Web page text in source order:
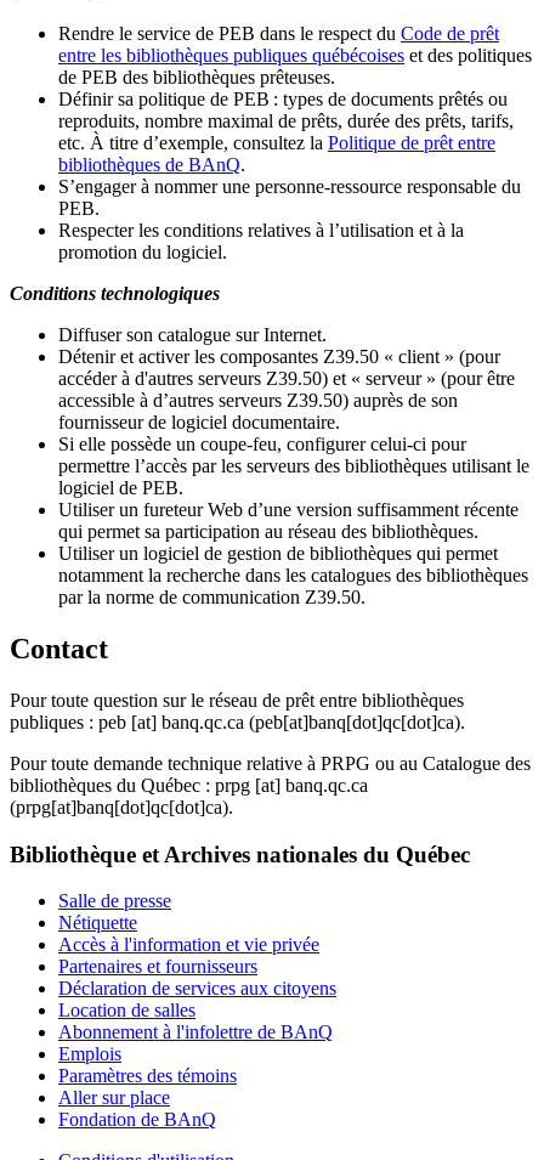
Rendre le service de PEB dans le respect du Code de prêt
entre les bibliothèques publiques québécoises et des politiques
de PEB des bibliothèques prêteuses.
Définir sa politique de PEB : types de documents prêtés ou
reproduits, nombre maximal de prêts, durée des prêts, tarifs,
etc. À titre d’exemple, consultez la Politique de prêt entre
bibliothèques de BAnQ.
S’engager à nommer une personne-ressource responsable du
PEB.
Respecter les conditions relatives à l’utilisation et à la
promotion du logiciel.
Conditions technologiques
Diffuser son catalogue sur Internet.
Détenir et activer les composantes Z39.50 « client » (pour
accéder à d'autres serveurs Z39.50) et « serveur » (pour être
accessible à d’autres serveurs Z39.50) auprès de son
fournisseur de logiciel documentaire.
Si elle possède un coupe-feu, configurer celui-ci pour
permettre l’accès par les serveurs des bibliothèques utilisant le
logiciel de PEB.
Utiliser un fureteur Web d’une version suffisamment récente
qui permet sa participation au réseau des bibliothèques.
Utiliser un logiciel de gestion de bibliothèques qui permet
notamment la recherche dans les catalogues des bibliothèques
par la norme de communication Z39.50.
Contact
Pour toute question sur le réseau de prêt entre bibliothèques
publiques : peb [at] banq.qc.ca (peb[at]banq[dot]qc[dot]ca).
Pour toute demande technique relative à PRPG ou au Catalogue des
bibliothèques du Québec : prpg [at] banq.qc.ca
(prpg[at]banq[dot]qc[dot]ca).
Bibliothèque et Archives nationales du Québec
Salle de presse
Nétiquette
Accès à l'information et vie privée
Partenaires et fournisseurs
Déclaration de services aux citoyens
Location de salles
Abonnement à l'infolettre de BAnQ
Emplois
Paramètres des témoins
Aller sur place
Fondation de BAnQ